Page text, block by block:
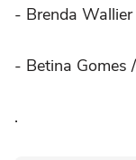
- Brenda
- Betina Gomes
.⠀